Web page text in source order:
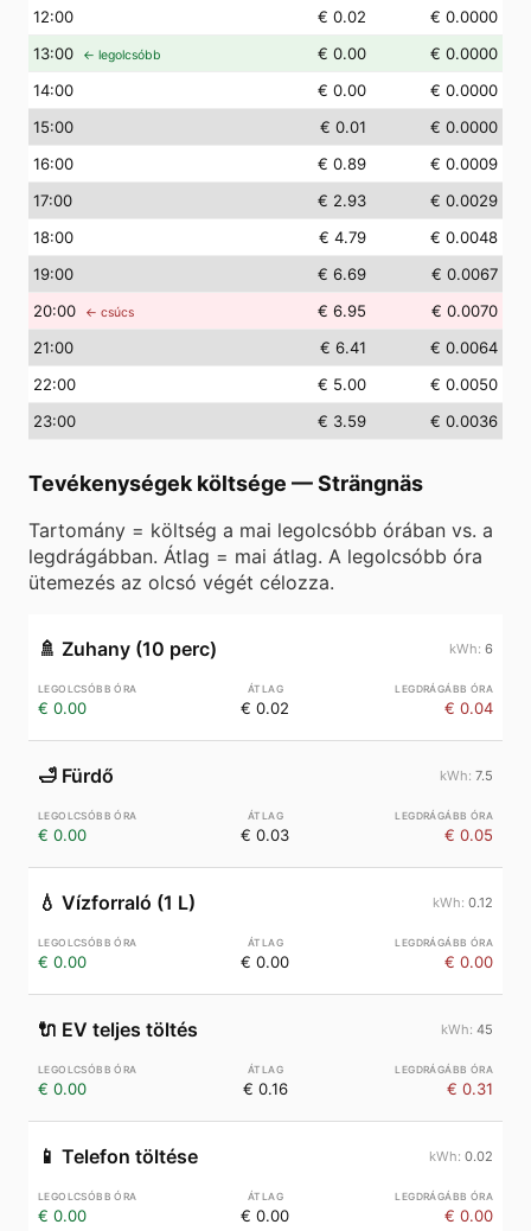
12:00 € 0.02
€ 0.0000
13:00 ← legolcsóbb € 0.00
€ 0.0000
14:00 € 0.00
€ 0.0000
15:00 € 0.01
€ 0.0000
16:00 € 0.89
€ 0.0009
17:00 € 2.93
€ 0.0029
18:00 € 4.79
€ 0.0048
19:00 € 6.69
€ 0.0067
20:00 ← csúcs € 6.95
€ 0.0070
21:00 € 6.41
€ 0.0064
22:00 € 5.00
€ 0.0050
23:00 € 3.59 € 0.0036
Tevékenységek költsége —Strängnäs
Tartomány = költség a mai legolcsóbb órában vs. a
legdrágábban. Átlag = mai átlag. A legolcsóbb óra
ütemezés az olcsó végét célozza.
🚿 Zuhany (10 perc) 6
€ 0.00 € 0.02 € 0.04
🛁 Fürdő 7.5
€ 0.00 € 0.03 € 0.05
💧 Vízforraló (1 L) 0.12
€ 0.00 € 0.00 € 0.00
🔌 EV teljes töltés 45
€ 0.00 € 0.16 € 0.31
📱 Telefon töltése 0.02
€ 0.00 € 0.00 € 0.00